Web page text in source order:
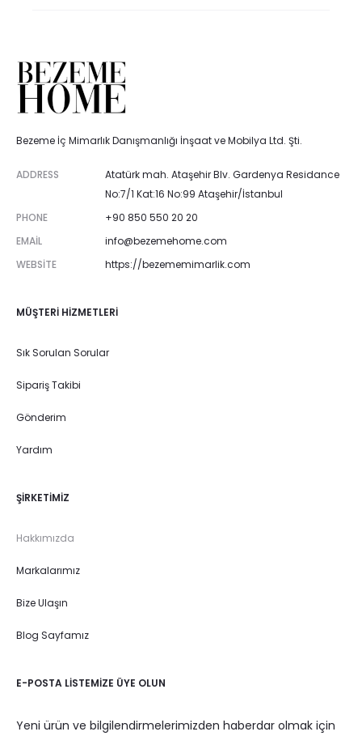
Bezeme İç Mimarlık Danışmanlığı İnşaat ve Mobilya Ltd. Şti.
ADDRESS
Atatürk mah. Ataşehir Blv. Gardenya Residance
No:7/1 Kat:16 No:99 Ataşehir/İstanbul
PHONE
+90 850 550 20 20
EMAIL
info@bezemehome.com
WEBSITE
https://bezememimarlik.com
MÜŞTERI HIZMETLERI
Sık Sorulan Sorular
Sipariş Takibi
Gönderim
Yardım
ŞIRKETIMIZ
Hakkımızda
Markalarımız
Bize Ulaşın
Blog Sayfamız
E-POSTA LISTEMIZE ÜYE OLUN
Yeni ürün ve bilgilendirmelerimizden haberdar olmak için